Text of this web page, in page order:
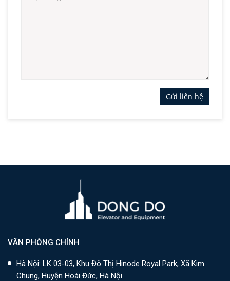
Gửi liên hệ
VĂN PHÒNG CHÍNH
Hà Nội: LK 03-03, Khu Đô Thị Hinode Royal Park, Xã Kim
Chung, Huyện Hoài Đức, Hà Nội.